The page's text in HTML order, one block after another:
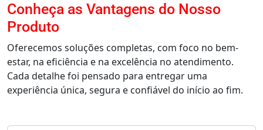
Conheça as Vantagens do Nosso
Produto
Oferecemos soluções completas, com foco no bem-
estar, na eficiência e na excelência no atendimento.
Cada detalhe foi pensado para entregar uma
experiência única, segura e confiável do início ao fim.